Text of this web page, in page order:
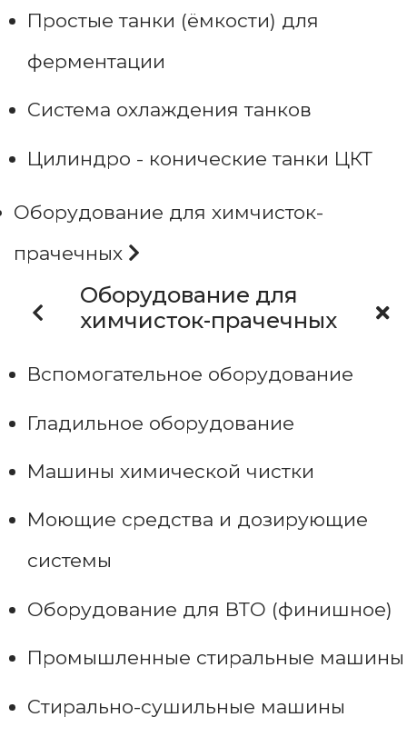
Простые танки (ёмкости) для
ферментации
Система охлаждения танков
Цилиндро - конические танки ЦКТ
Оборудование для химчисток-
прачечных
Оборудование для
химчисток-прачечных
Вспомогательное оборудование
Гладильное оборудование
Машины химической чистки
Моющие средства и дозирующие
системы
Оборудование для ВТО (финишное)
Промышленные стиральные машины
Стирально-сушильные машины